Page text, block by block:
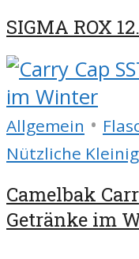
SIGMA ROX
Allgemein •
Nützliche
Camelbak
Getränke im